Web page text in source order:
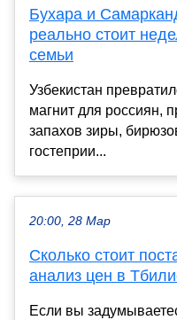
Бухара и
реально стоит
семьи
Узбекистан
магнит для россиян,
запахов зиры,
гостеприи...
20:00, 28 Мар
Сколько стоит
анализ цен в
Если вы